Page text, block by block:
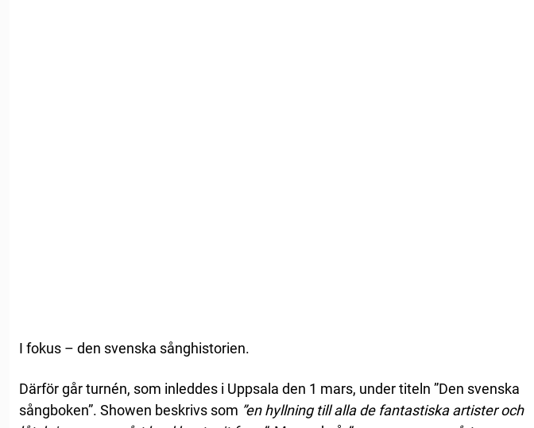
I fokus – den svenska sånghistorien.
Därför går turnén, som inleddes i Uppsala den 1 mars, under titeln ”Den svenska
sångboken”. Showen beskrivs som ”en hyllning till alla de fantastiska artister och